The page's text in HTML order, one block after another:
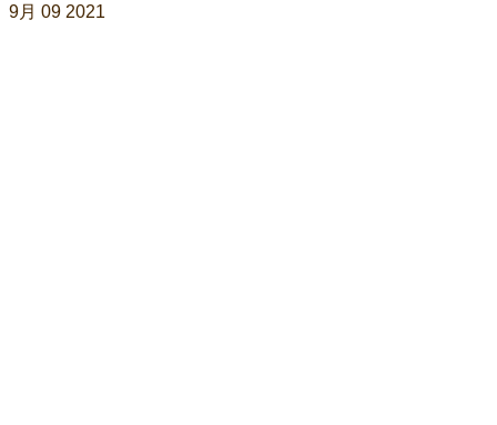
9月 09 2021